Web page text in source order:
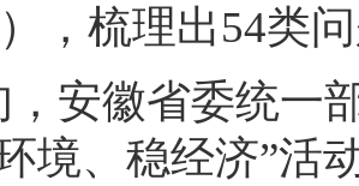
），梳理出54类
，安徽省委统一
境、稳经济”活